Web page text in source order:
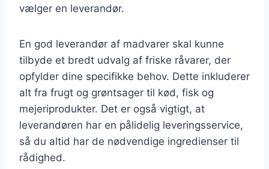
vælger en leverandør.
En god leverandør af madvarer skal kunne
tilbyde et bredt udvalg af friske råvarer, der
opfylder dine specifikke behov. Dette inkluderer
alt fra frugt og grøntsager til kød, fisk og
mejeriprodukter. Det er også vigtigt, at
leverandøren har en pålidelig leveringsservice,
så du altid har de nødvendige ingredienser til
rådighed.